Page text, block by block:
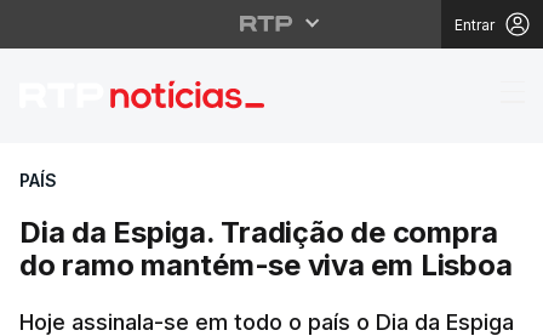
Entrar
Dia da Espiga.
PAÍS
Dia da Espiga. Tradição de compra
do ramo mantém-se viva em Lisboa
Hoje assinala-se em todo o país o Dia da Espiga